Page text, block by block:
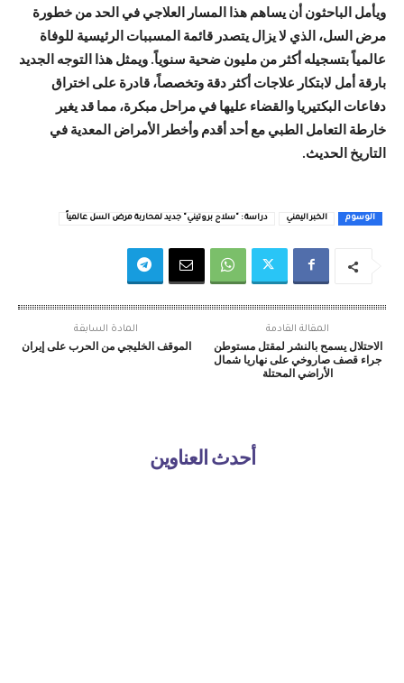
ويأمل الباحثون أن يساهم هذا المسار العلاجي في الحد من خطورة
مرض السل، الذي لا يزال يتصدر قائمة المسببات الرئيسية للوفاة
عالمياً بتسجيله أكثر من مليون ضحية سنوياً. ويمثل هذا التوجه الجديد
بارقة أمل لابتكار علاجات أكثر دقة وتخصصاً، قادرة على اختراق
دفاعات البكتيريا والقضاء عليها في مراحل مبكرة، مما قد يغير
خارطة التعامل الطبي مع أحد أقدم وأخطر الأمراض المعدية في
التاريخ الحديث.
الوسوم الخبر اليمني دراسة : "سلاح بروتيني" جديد لمحاربة مرض السل عالمياً
المادة السابقة
الموقف الخليجي من الحرب على إيران
المقالة القادمة
الاحتلال يسمح بالنشر لمقتل مستوطن
جراء قصف صاروخي على نهاريا شمال
الأراضي المحتلة
أحدث العناوين